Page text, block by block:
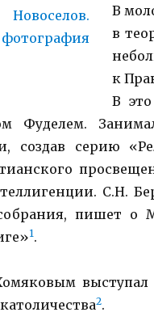
В
в
к
В
Фуделем.
создав серию
С.Н.
пишет о
1.
2.